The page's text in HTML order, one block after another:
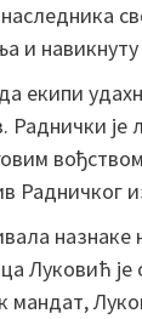
и
екипи
Раднички
Радничког
Луковић
мандат,